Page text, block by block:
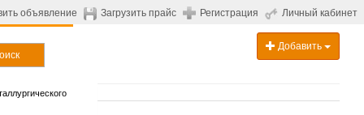
объявление Загрузить прайс Регистрация Личный кабинет
Добавить